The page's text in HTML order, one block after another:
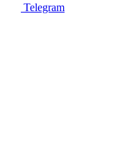
Telegram